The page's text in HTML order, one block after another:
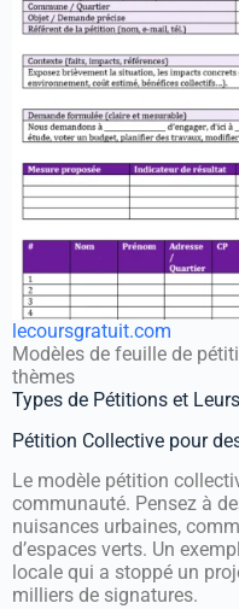
lecoursgratuit.com
Modèles de feuille de
thèmes
Types de Pétitions et
Pétition Collective pour
Le modèle pétition
communauté. Pensez à
nuisances urbaines,
d’espaces verts. Un
locale qui a stoppé un
milliers de signatures.